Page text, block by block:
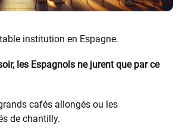
institution en Espagne.
les Espagnols ne jurent que par ce
cafés allongés ou les
de chantilly.